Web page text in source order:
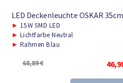
LED Deckenleuchte OSKAR 35cm
► 15W SMD LED
► Lichtfarbe Neutral
► Rahmen Blau
68,89€
Preis